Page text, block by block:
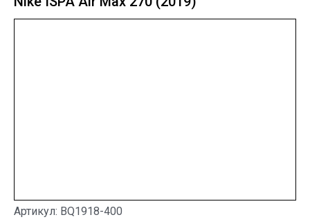
Артикул: BQ1918-400